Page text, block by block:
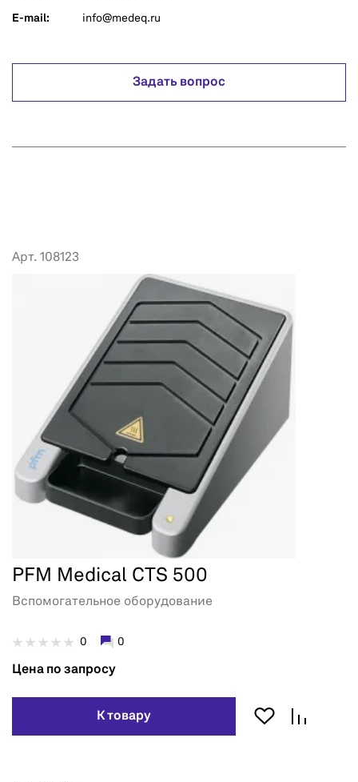
E-mail: info@medeq.ru
Задать вопрос
Арт. 108123
PFM Medical CTS 500
Вспомогательное оборудование
0 0
Цена по запросу
К товару